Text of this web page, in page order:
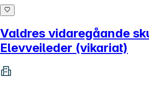
Valdres vidaregåande
Elevveileder (vikariat)